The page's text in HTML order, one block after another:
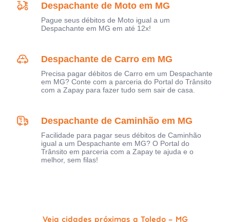
Despachante de Moto em MG
Pague seus débitos de Moto igual a um
Despachante em MG em até 12x!
Despachante de Carro em MG
Precisa pagar débitos de Carro em um Despachante
em MG? Conte com a parceria do Portal do Trânsito
com a Zapay para fazer tudo sem sair de casa.
Despachante de Caminhão em MG
Facilidade para pagar seus débitos de Caminhão
igual a um Despachante em MG? O Portal do
Trânsito em parceria com a Zapay te ajuda e o
melhor, sem filas!
Veja cidades próximas a Toledo - MG